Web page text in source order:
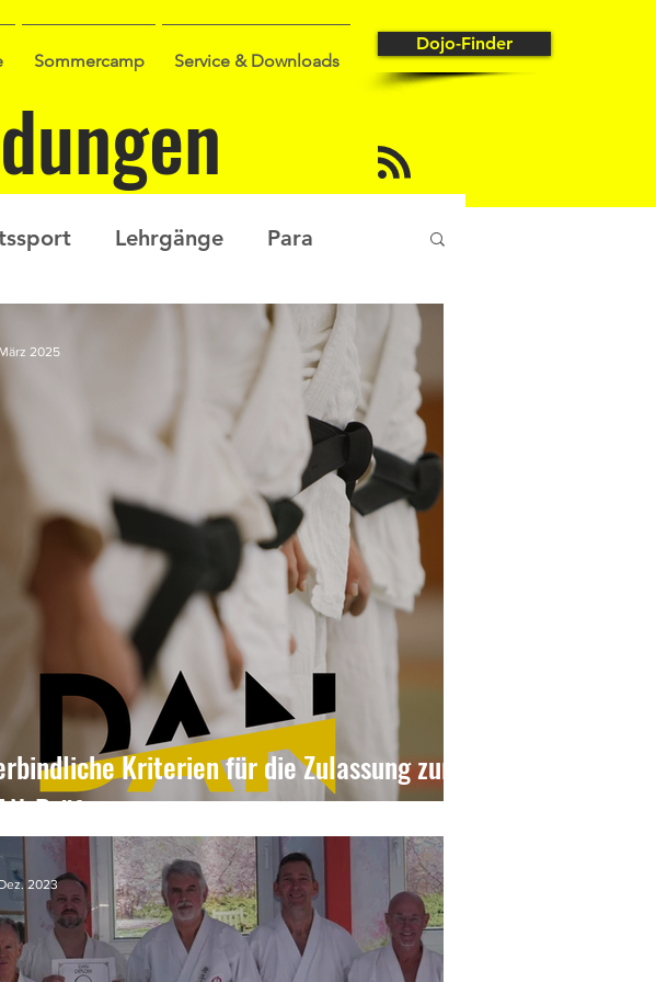
Sommercamp Service & Downloads
Dojo-Finder
Lehrgänge Para
Leistungssport
Kriterien für die Zulassung zur
Prüfung
2025
2023